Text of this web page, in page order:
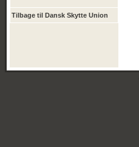
Tilbage til Dansk Skytte Union